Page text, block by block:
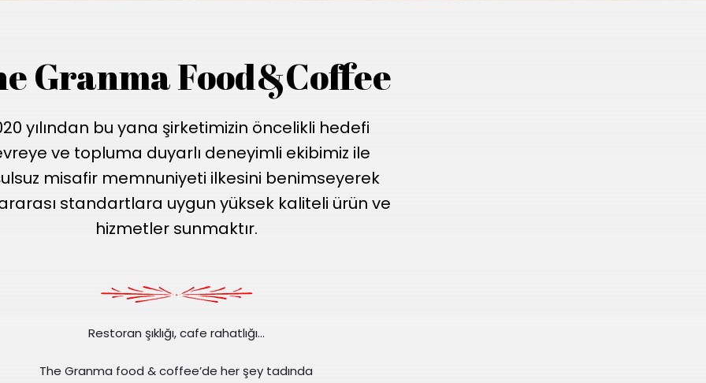
Granma Food&Coffee
yılından bu yana şirketimizin öncelikli hedefi
ve topluma duyarlı deneyimli ekibimiz ile
misafir memnuniyeti ilkesini benimseyerek
standartlara uygun yüksek kaliteli ürün ve
hizmetler sunmaktır.
Restoran şıklığı, cafe rahatlığı…
The Granma food & coffee’de her şey tadında